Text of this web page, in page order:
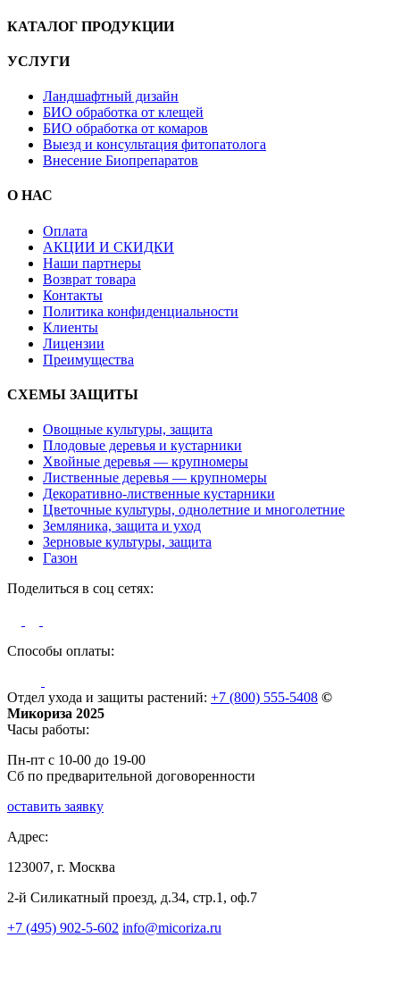
КАТАЛОГ ПРОДУКЦИИ
УСЛУГИ
Ландшафтный дизайн
БИО обработка от клещей
БИО обработка от комаров
Выезд и консультация фитопатолога
Внесение Биопрепаратов
О НАС
Оплата
АКЦИИ И СКИДКИ
Наши партнеры
Возврат товара
Контакты
Политика конфиденциальности
Клиенты
Лицензии
Преимущества
СХЕМЫ ЗАЩИТЫ
Овощные культуры, защита
Плодовые деревья и кустарники
Хвойные деревья — крупномеры
Лиственные деревья — крупномеры
Декоративно-лиственные кустарники
Цветочные культуры, однолетние и многолетние
Земляника, защита и уход
Зерновые культуры, защита
Газон
Поделиться в соц сетях:
Способы оплаты:
Отдел ухода и защиты растений: +7 (800) 555-5408 ©
Микориза 2025
Часы работы:
Пн-пт с 10-00 до 19-00
Сб по предварительной договоренности
оставить заявку
Адрес:
123007, г. Москва
2-й Силикатный проезд, д.34, стр.1, оф.7
+7 (495) 902-5-602 info@micoriza.ru